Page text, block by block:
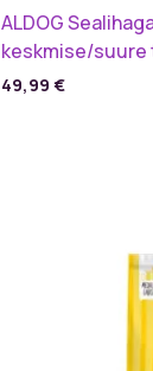
ALDOG
keskmise/suure
49,99 €